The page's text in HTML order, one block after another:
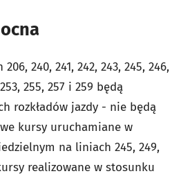
240, 241, 242, 243, 245, 246,
255, 257 i 259 będą
rozkładów jazdy - nie będą
kursy uruchamiane w
na liniach 245, 249,
realizowane w stosunku